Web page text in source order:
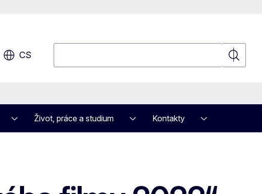
CS
Hledat
Život, práce a studium Kontakty